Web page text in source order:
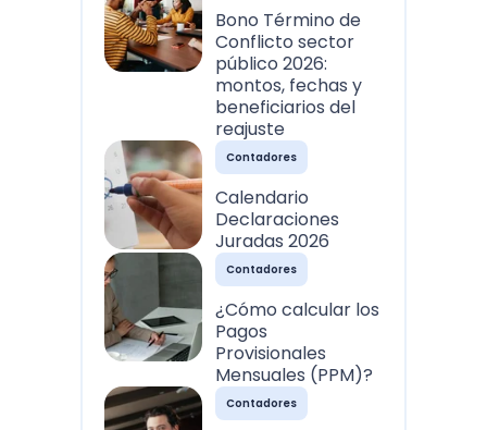
Bono Término de
Conflicto sector
público 2026:
montos, fechas y
beneficiarios del
reajuste
Contadores
Calendario
Declaraciones
Juradas 2026
Contadores
¿Cómo calcular los
Pagos
Provisionales
Mensuales (PPM)?
Contadores